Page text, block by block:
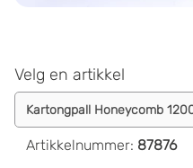
Velg en artikkel
Artikkelnummer: 87876